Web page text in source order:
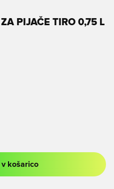
PIJAČE TIRO 0,75 L
kot član
v košarico